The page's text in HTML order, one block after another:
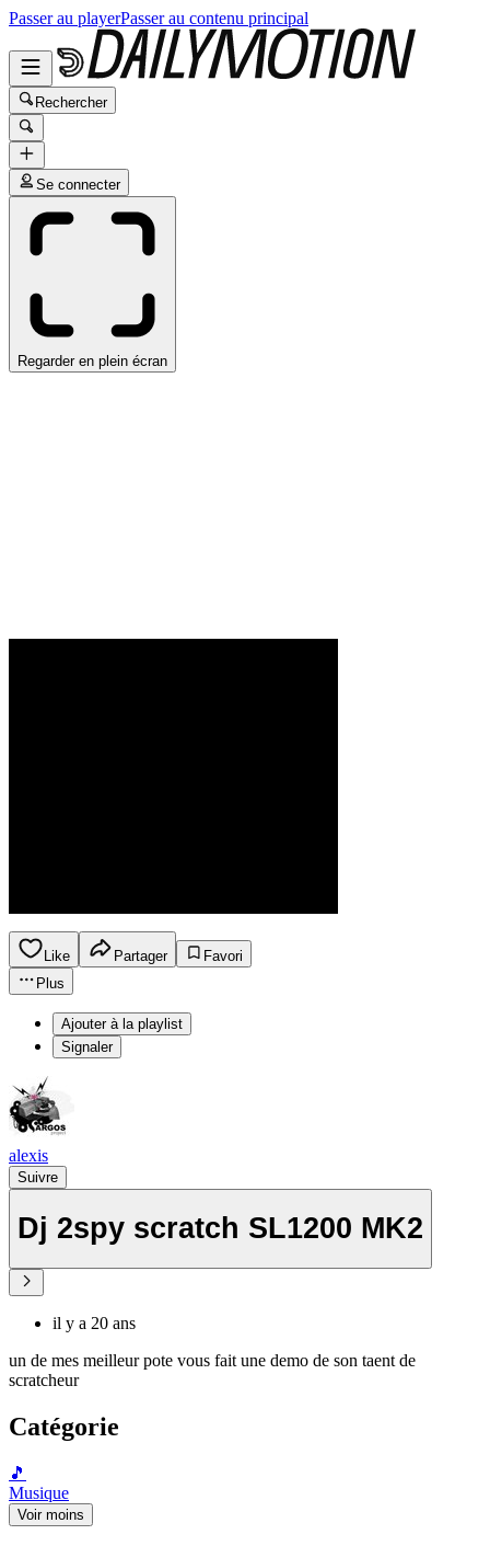
Passer au playerPasser au contenu principal
Rechercher
Se connecter
Regarder en plein écran
Like Partager
Favori
Plus
Ajouter à la playlist
Signaler
alexis
Suivre
Dj 2spy scratch SL1200 MK2
il y a 20 ans
un de mes meilleur pote vous fait une demo de son taent de
scratcheur
Catégorie
🎵
Musique
Voir moins